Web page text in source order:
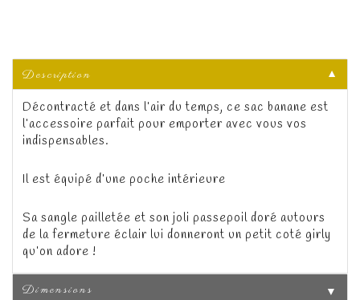
Description
▼
Décontracté et dans l’air du temps, ce sac banane est
l’accessoire parfait pour emporter avec vous vos
indispensables.
Il est équipé d’une poche intérieure
Sa sangle pailletée et son joli passepoil doré autours
de la fermeture éclair lui donneront un petit coté girly
qu’on adore !
Dimensions ▼